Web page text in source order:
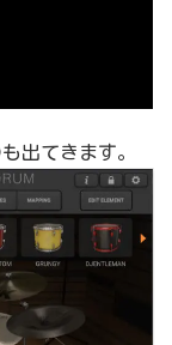
出てきます。